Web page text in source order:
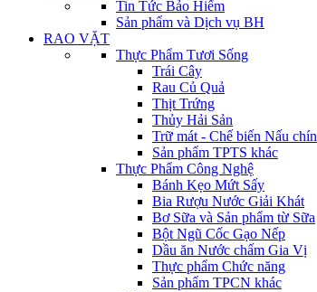
Tin Tức Bảo Hiểm
Sản phẩm và Dịch vụ BH
RAO VẶT
Thực Phẩm Tươi Sống
Trái Cây
Rau Củ Quả
Thịt Trứng
Thủy Hải Sản
Trữ mát - Chế biến Nấu chín
Sản phẩm TPTS khác
Thực Phẩm Công Nghệ
Bánh Kẹo Mứt Sấy
Bia Rượu Nước Giải Khát
Bơ Sữa và Sản phẩm từ Sữa
Bột Ngũ Cốc Gạo Nếp
Dầu ăn Nước chấm Gia Vị
Thực phẩm Chức năng
Sản phẩm TPCN khác